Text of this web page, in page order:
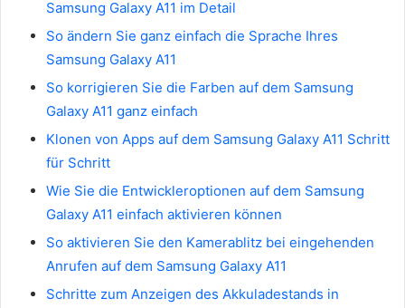
Samsung Galaxy A11 im Detail
So ändern Sie ganz einfach die Sprache Ihres
Samsung Galaxy A11
So korrigieren Sie die Farben auf dem Samsung
Galaxy A11 ganz einfach
Klonen von Apps auf dem Samsung Galaxy A11 Schritt
für Schritt
Wie Sie die Entwickleroptionen auf dem Samsung
Galaxy A11 einfach aktivieren können
So aktivieren Sie den Kamerablitz bei eingehenden
Anrufen auf dem Samsung Galaxy A11
Schritte zum Anzeigen des Akkuladestands in